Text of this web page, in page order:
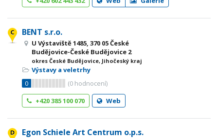
BENT s.r.o.
U Výstaviště 1485, 370 05 České
Budějovice-České Budějovice 2
okres České Budějovice, Jihočeský kraj
Výstavy a veletrhy
0
(0 hodnocení)
+420 385 100 070
Web
Egon Schiele Art Centrum o.p.s.